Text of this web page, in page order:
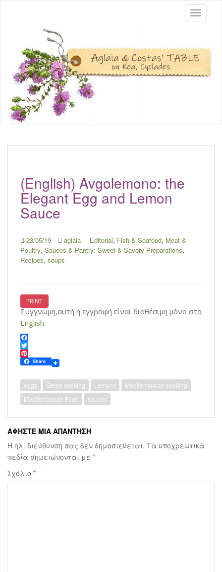
Toggle
(English) Avgolemono: the
Elegant Egg and Lemon
Sauce
23/05/19 aglaia Editorial, Fish & Seafood, Meat &
Poultry, Sauces & Pantry: Sweet & Savory Preparations,
Recipes, soups
PRINT
Συγγνώμη,αυτή η εγγραφή είναι διαθέσιμη μόνο στα
English.
F
a
c
b
o
o
T
w
t
e
P
n
e
s
Share
eggs Greek cooking Lemons
Mediterranean cooking
Mediterranean Food
sauces
ΑΦΉΣΤΕ ΜΙΑ ΑΠΆΝΤΗΣΗ
Η ηλ. διεύθυνση σας δεν δημοσιεύεται. Τα υποχρεωτικά
πεδία σημειώνονται με *
Σχόλιο *